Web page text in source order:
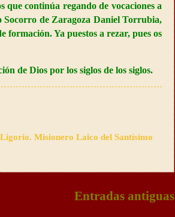
continúa regando de vocaciones a
Socorro de Zaragoza Daniel Torrubia,
Ya puestos a rezar, pues os
de Dios por los siglos de los siglos.
Misionero Laico del Santísimo
Entradas antiguas